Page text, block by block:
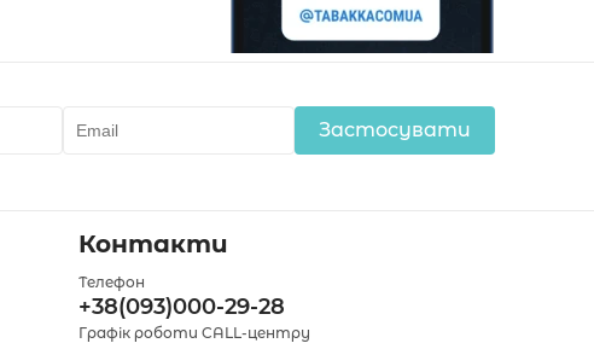
Застосувати
Контакти
Телефон
+38(093)000-29-28
Графік роботи CALL-центру